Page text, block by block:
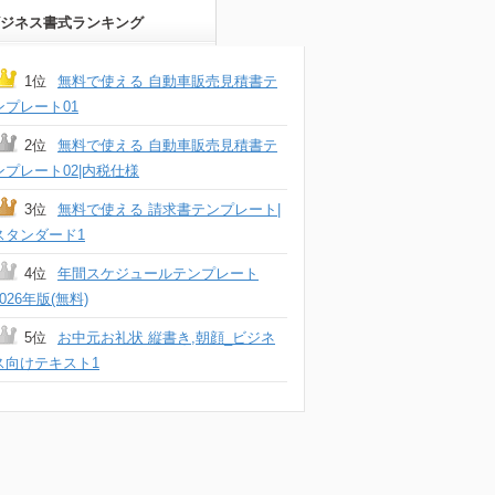
ネス書式ランキング
1位
無料で使える 自動車販売見積書テ
プレート01
2位
無料で使える 自動車販売見積書テ
プレート02|内税仕様
3位
無料で使える 請求書テンプレート|
タンダード1
4位
年間スケジュールテンプレート
年版(無料)
5位
お中元お礼状 縦書き,朝顔_ビジネ
向けテキスト1